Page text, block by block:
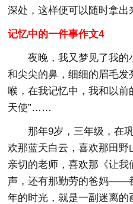
深处，这样便可以随时拿出
记忆中的一件事作文4
夜晚，我又梦见了我
和尖尖的鼻，细细的眉毛
喉，在我记忆中，我和以前
天使”……
那年9岁，三年级，在
欢那蓝天白云，喜欢那田
亲切的老师，喜欢那《让
声，还有那勤劳的爸妈——
年的时光，就是一副迷离